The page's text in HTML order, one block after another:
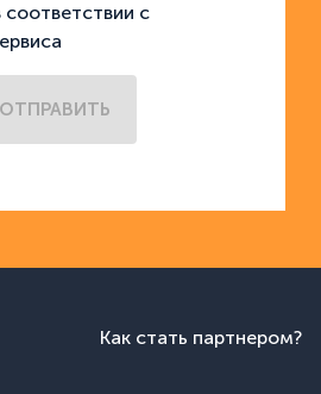
соответствии с
ОТПРАВИТЬ
Как стать партнером?